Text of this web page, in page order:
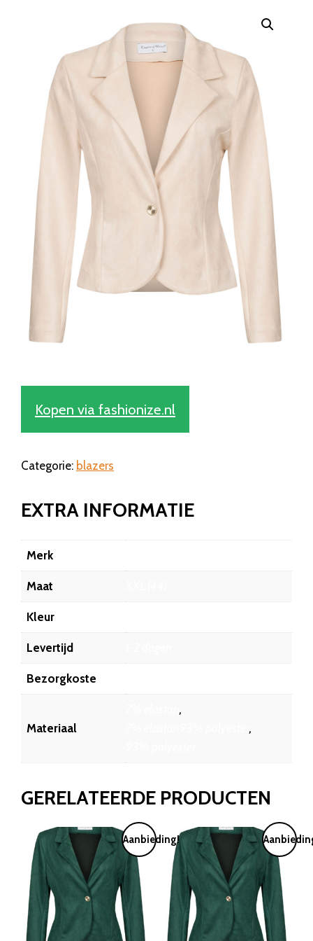
Kopen via fashionize.nl
Categorie: blazers
EXTRA INFORMATIE
Merk
Maat
Kleur
Levertijd
Bezorgkoste
Materiaal
,
,
GERELATEERDE PRODUCTEN
Aanbieding!